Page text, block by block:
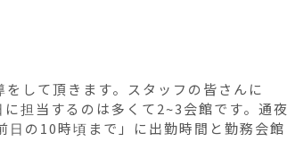
して頂きます。スタッフの皆さんに
担当するのは多くて2~3会館です。通夜
の10時頃まで」に出勤時間と勤務会館